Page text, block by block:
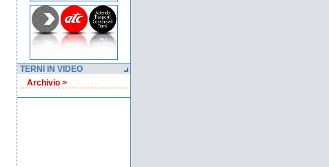
TERNI IN VIDEO
Archivio >